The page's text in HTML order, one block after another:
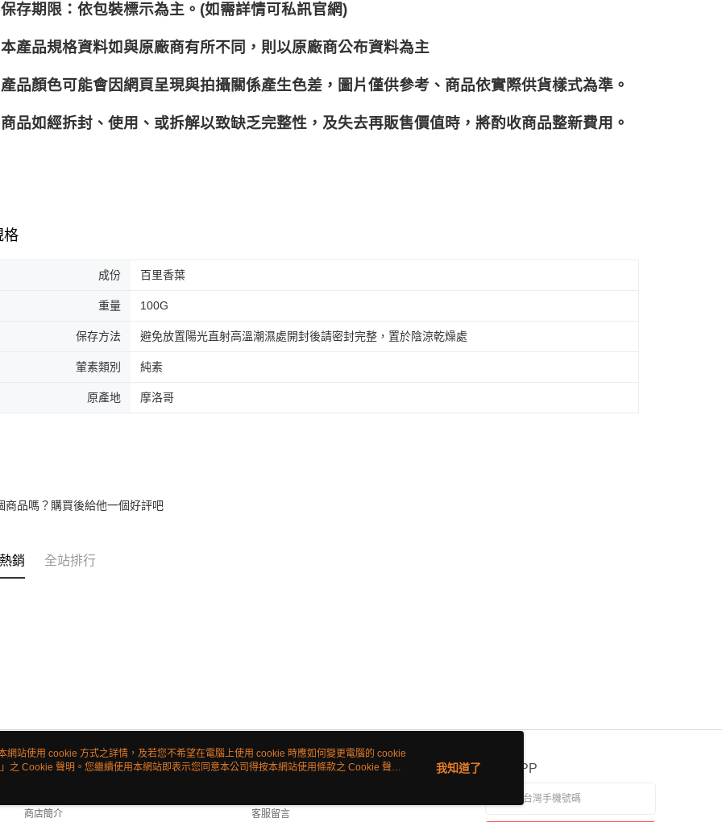
保存期限：依包裝標示為主。(如需詳情可私訊官網)
本產品規格資料如與原廠商有所不同，則以原廠商公布資料為主
產品顏色可能會因網頁呈現與拍攝關係產生色差，圖片僅供參考、商品依實際供貨樣式為準。
商品如經拆封、使用、或拆解以致缺乏完整性，及失去再販售價值時，將酌收商品整﻿新費用。
格
成份 百里香葉
重量 100G
保存方法 避免放置陽光直射高溫潮濕處開封後請密封完整，置於陰涼乾燥處
葷素類別 純素
原產地 摩洛哥
商品嗎？購買後給他一個好評吧
銷 全站排行
關於我們
商店簡介
客服資訊
客服留言
官方APP
網站使用 cookie 方式之詳情，及若您不希望在電腦上使用 cookie 時應如何變更電腦的 cookie
」之 Cookie 聲明。您繼續使用本網站即表示您同意本公司得按本網站使用條款之 Cookie 聲明
我知道了